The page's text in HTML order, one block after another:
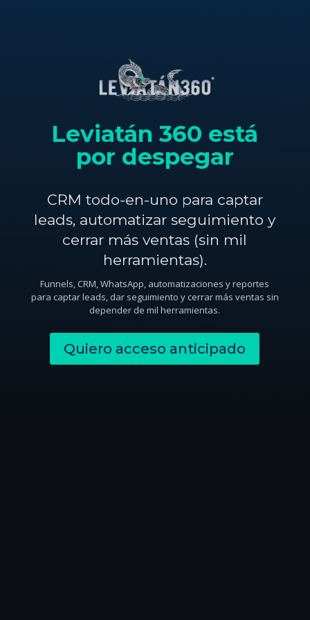
Leviatán 360 está
por despegar
CRM todo-en-uno para captar
leads, automatizar seguimiento y
cerrar más ventas (sin mil
herramientas).
Funnels, CRM, WhatsApp, automatizaciones y reportes
para captar leads, dar seguimiento y cerrar más ventas sin
depender de mil herramientas.
Quiero acceso anticipado